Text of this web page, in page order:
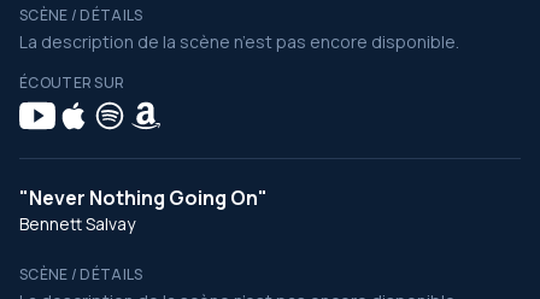
SCÈNE / DÉTAILS
La description de la scène n’est pas encore disponible.
ÉCOUTER SUR
"Never Nothing Going On"
Bennett Salvay
SCÈNE / DÉTAILS